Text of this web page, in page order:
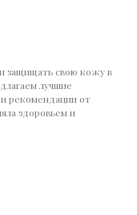
защищать свою кожу в
лучшие
рекомендации от
здоровьем и